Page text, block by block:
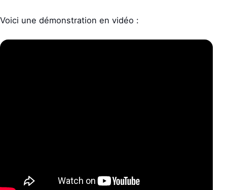
Voici une démonstration en vidéo :